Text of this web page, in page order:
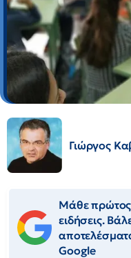
Γιώργος
Μάθε πρώτος
ειδήσεις.
Google